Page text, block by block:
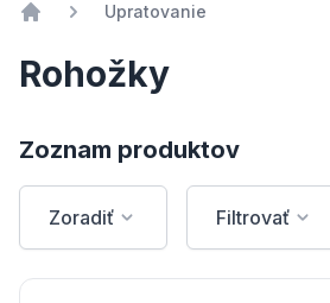
Upratovanie
Rohožky
Zoznam produktov
Zoradiť Filtrovať